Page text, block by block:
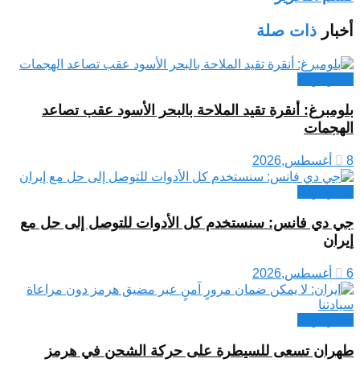
أخبار ذات صلة
بلومبرغ: أنقرة تقيد الملاحة بالبحر الأسود عقب تصاعد
الهجمات
8 أغسطس,2026
جي دي فانس: سنستخدم كل الأدوات للتوصل إلى حل مع
إيران
6 أغسطس,2026
طهران تسعى للسيطرة على حركة الشحن في هرمز